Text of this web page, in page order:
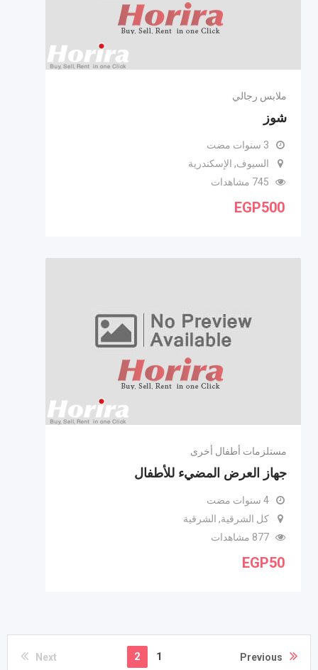
ملابس رجالي
شوز
3 سنوات مضت
السيوف, الإسكندرية
745 مشاهدات
EGP500
مستلزمات أطفال أخرى
جهاز العرض المضيء للأطفال
4 سنوات مضت
كل الشرقية, الشرقية
877 مشاهدات
EGP50
Previous
1
2
Next